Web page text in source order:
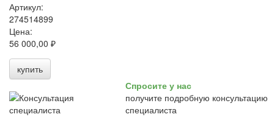
Артикул:
274514899
Цена:
56 000,00 ₽
купить
Спросите у нас
получите подробную консультацию
специалиста